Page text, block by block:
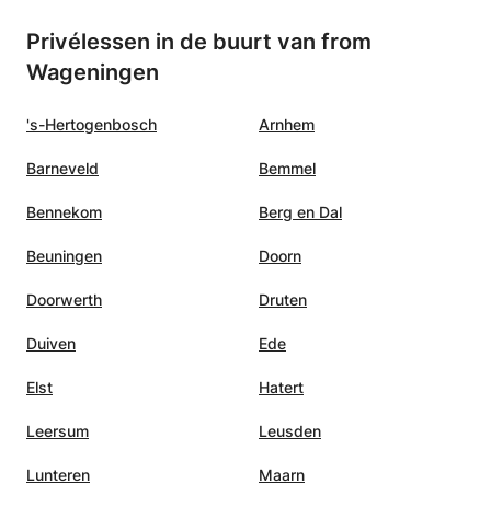
Privélessen in de buurt van from
Wageningen
's-Hertogenbosch Arnhem
Barneveld Bemmel
Bennekom Berg en Dal
Beuningen Doorn
Doorwerth Druten
Duiven Ede
Elst Hatert
Leersum Leusden
Lunteren Maarn